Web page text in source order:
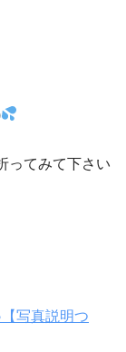
ってみて下さい
写真説明つ